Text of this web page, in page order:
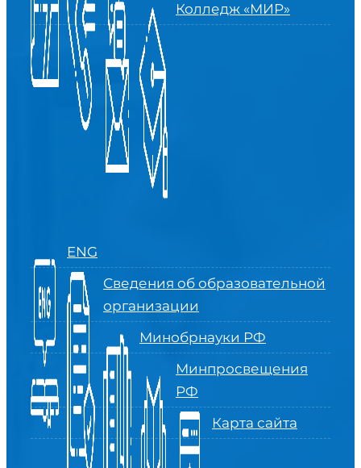
Колледж «МИР»
ENG
Сведения об образовательной
организации
Минобрнауки РФ
Минпросвещения
РФ
Карта сайта